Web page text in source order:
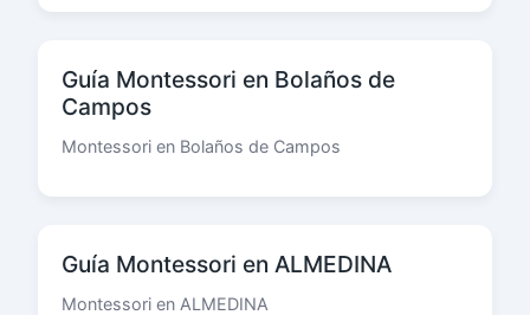
Guía Montessori en Bolaños de
Campos
Montessori en Bolaños de Campos
Guía Montessori en ALMEDINA
Montessori en ALMEDINA